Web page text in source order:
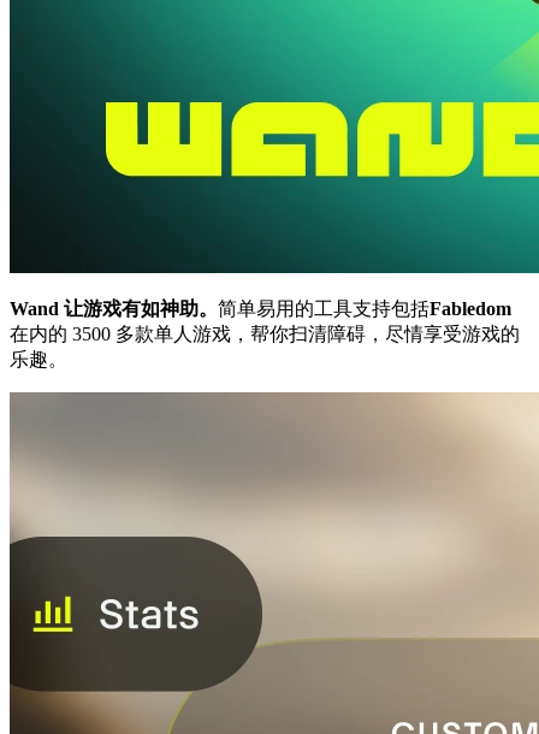
Wand 让游戏有如神助。 简单易用的工具支持包括Fabledom
在内的 3500 多款单人游戏，帮你扫清障碍，尽情享受游戏的
乐趣。